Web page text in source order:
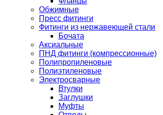
Обжимные
Пресс фитинги
Фитинги из нержавеющей стали
Бочата
Аксиальные
ПНД фитинги (компрессионные)
Полипропиленовые
Полиэтиленовые
Электросварные
Втулки
Заглушки
Муфты